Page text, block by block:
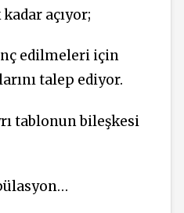
açıyor;
edilmeleri için
talep ediyor.
tablonun bileşkesi